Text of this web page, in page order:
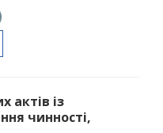
актів із
чинності,